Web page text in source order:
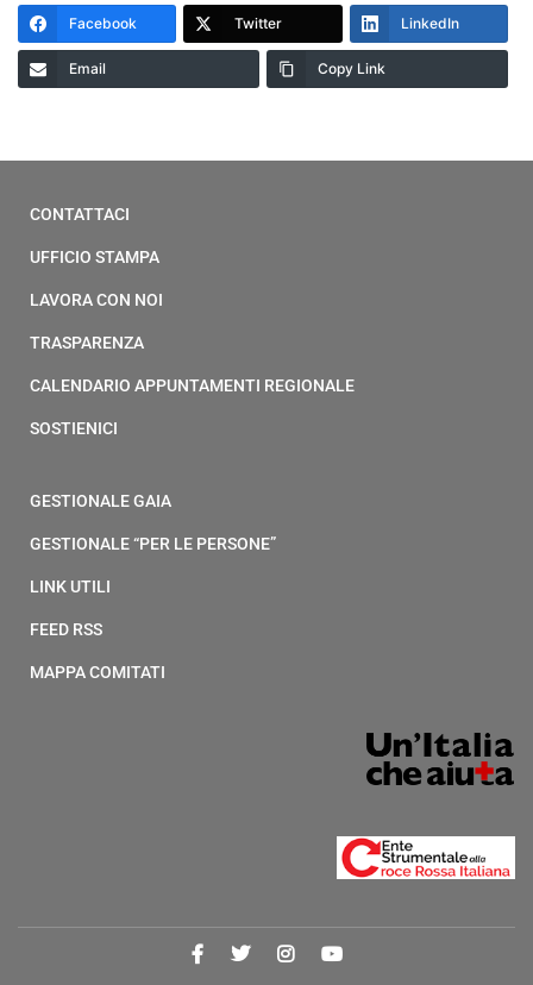
Facebook Twitter LinkedIn
Email Copy Link
CONTATTACI
UFFICIO STAMPA
LAVORA CON NOI
TRASPARENZA
CALENDARIO APPUNTAMENTI REGIONALE
SOSTIENICI
GESTIONALE GAIA
GESTIONALE “PER LE PERSONE”
LINK UTILI
FEED RSS
MAPPA COMITATI